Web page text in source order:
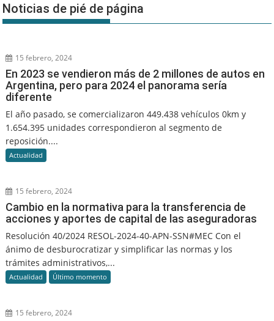
Noticias de pié de página
15 febrero, 2024
En 2023 se vendieron más de 2 millones de autos en
Argentina, pero para 2024 el panorama sería
diferente
El año pasado, se comercializaron 449.438 vehículos 0km y
1.654.395 unidades correspondieron al segmento de
reposición....
Actualidad
15 febrero, 2024
Cambio en la normativa para la transferencia de
acciones y aportes de capital de las aseguradoras
Resolución 40/2024 RESOL-2024-40-APN-SSN#MEC Con el
ánimo de desburocratizar y simplificar las normas y los
trámites administrativos,...
Actualidad Último momento
15 febrero, 2024